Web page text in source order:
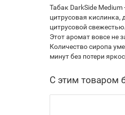
Табак DarkSide
цитрусовая
цитрусовой свежестью.
Этот аромат вовсе не
Количество сиропа
минут без потери
С этим товаром